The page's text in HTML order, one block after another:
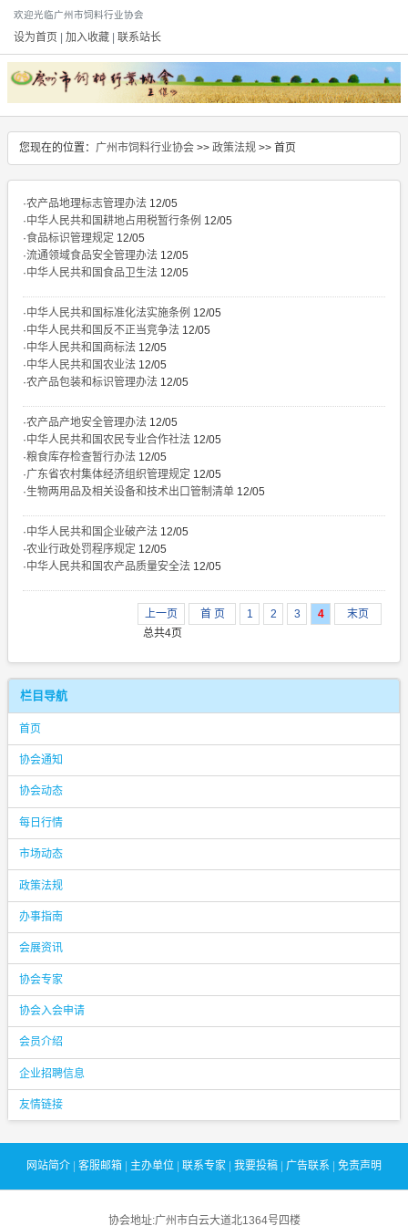
欢迎光临广州市饲料行业协会
设为首页 加入收藏 联系站长
您现在的位置： 广州市饲料行业协会 >> 政策法规 >> 首页
·农产品地理标志管理办法 12/05
·中华人民共和国耕地占用税暂行条例 12/05
·食品标识管理规定 12/05
·流通领域食品安全管理办法 12/05
·中华人民共和国食品卫生法 12/05
·中华人民共和国标准化法实施条例 12/05
·中华人民共和国反不正当竞争法 12/05
·中华人民共和国商标法 12/05
·中华人民共和国农业法 12/05
·农产品包装和标识管理办法 12/05
·农产品产地安全管理办法 12/05
·中华人民共和国农民专业合作社法 12/05
·粮食库存检查暂行办法 12/05
·广东省农村集体经济组织管理规定 12/05
·生物两用品及相关设备和技术出口管制清单 12/05
·中华人民共和国企业破产法 12/05
·农业行政处罚程序规定 12/05
·中华人民共和国农产品质量安全法 12/05
上一页 首 页 1 2 3 4
末页
总共4页
栏目导航
首页
协会通知
协会动态
每日行情
市场动态
政策法规
办事指南
会展资讯
协会专家
协会入会申请
会员介绍
企业招聘信息
友情链接
网站简介 客服邮箱 主办单位 联系专家 我要投稿 广告联系 免责声明
协会地址:广州市白云大道北1364号四楼